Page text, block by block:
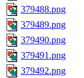
379488.png
379489.png
379490.png
379491.png
379492.png